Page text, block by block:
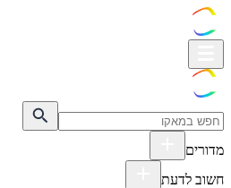
מדורים
חשוב לדעת